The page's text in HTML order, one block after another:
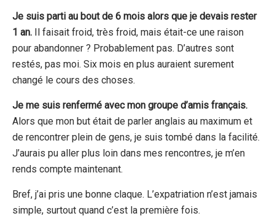
Je suis parti au bout de 6 mois alors que je devais rester
1 an. Il faisait froid, très froid, mais était-ce une raison
pour abandonner ? Probablement pas. D’autres sont
restés, pas moi. Six mois en plus auraient surement
changé le cours des choses.
Je me suis renfermé avec mon groupe d’amis français.
Alors que mon but était de parler anglais au maximum et
de rencontrer plein de gens, je suis tombé dans la facilité.
J’aurais pu aller plus loin dans mes rencontres, je m’en
rends compte maintenant.
Bref, j’ai pris une bonne claque. L’expatriation n’est jamais
simple, surtout quand c’est la première fois.